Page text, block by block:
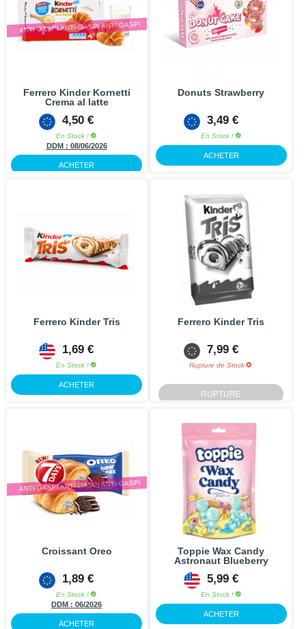
ANTI-GASPI ANTI-GASPI ANTI-GASPI
Ferrero Kinder Kornetti
Crema al latte
4,50 €
En Stock !
DDM : 08/06/2026
ACHETER
Donuts Strawberry
3,49 €
En Stock !
ACHETER
Ferrero Kinder Tris
1,69 €
En Stock !
ACHETER
Ferrero Kinder Tris
7,99 €
Rupture de Stock
RUPTURE
ANTI-GASPI ANTI-GASPI ANTI-GASPI
Croissant Oreo
1,89 €
En Stock !
DDM :06/2026
ACHETER
Toppie Wax Candy
Astronaut Blueberry
5,99 €
En Stock !
ACHETER